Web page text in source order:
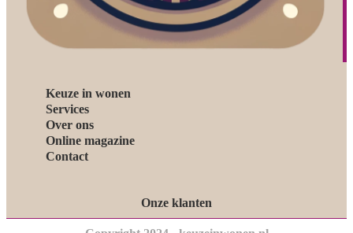
Keuze in wonen
Services
Over ons
Online magazine
Contact
Onze klanten